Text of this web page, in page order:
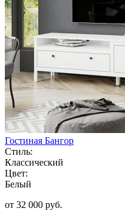
Гостиная Бангор
Стиль:
Классический
Цвет:
Белый
от 32 000 руб.